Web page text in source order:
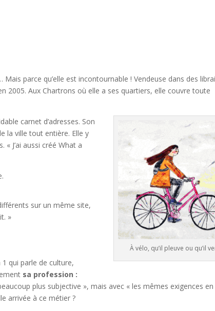
parce qu’elle est incontournable ! Vendeuse dans des
2005. Aux Chartrons où elle a ses quartiers, elle couvre toute
À vélo, qu’il pleuve ou qu’il
carnet d’adresses. Son
la ville tout entière. Elle y
J’ai aussi créé What a
sur un même site,
»
qui parle de culture,
sa profession :
plus subjective », mais avec « les mêmes exigences
arrivée à ce métier ?